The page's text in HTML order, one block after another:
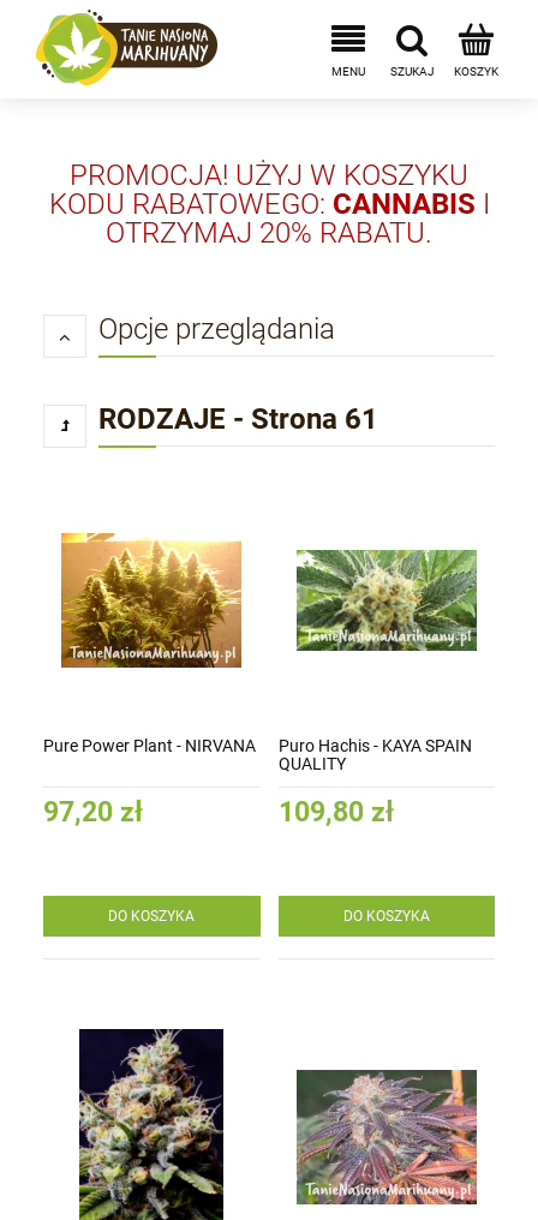
PROMOCJA! UŻYJ W KOSZYKU
KODU RABATOWEGO: CANNABIS I
OTRZYMAJ 20% RABATU.
Opcje przeglądania
RODZAJE - Strona 61
Pure Power Plant - NIRVANA
97,20 zł
DO KOSZYKA
Puro Hachis - KAYA SPAIN
QUALITY
109,80 zł
DO KOSZYKA